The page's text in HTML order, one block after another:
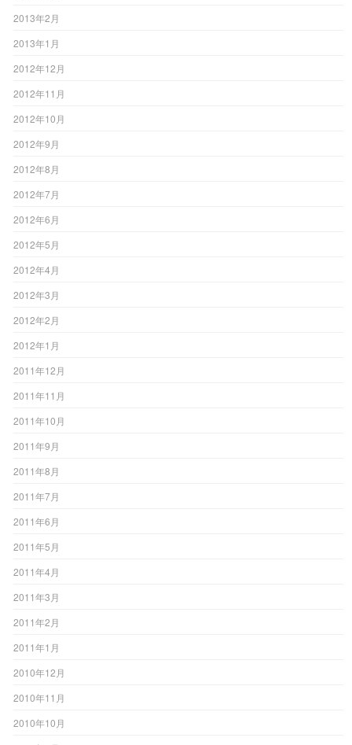
2013年2月
2013年1月
2012年12月
2012年11月
2012年10月
2012年9月
2012年8月
2012年7月
2012年6月
2012年5月
2012年4月
2012年3月
2012年2月
2012年1月
2011年12月
2011年11月
2011年10月
2011年9月
2011年8月
2011年7月
2011年6月
2011年5月
2011年4月
2011年3月
2011年2月
2011年1月
2010年12月
2010年11月
2010年10月